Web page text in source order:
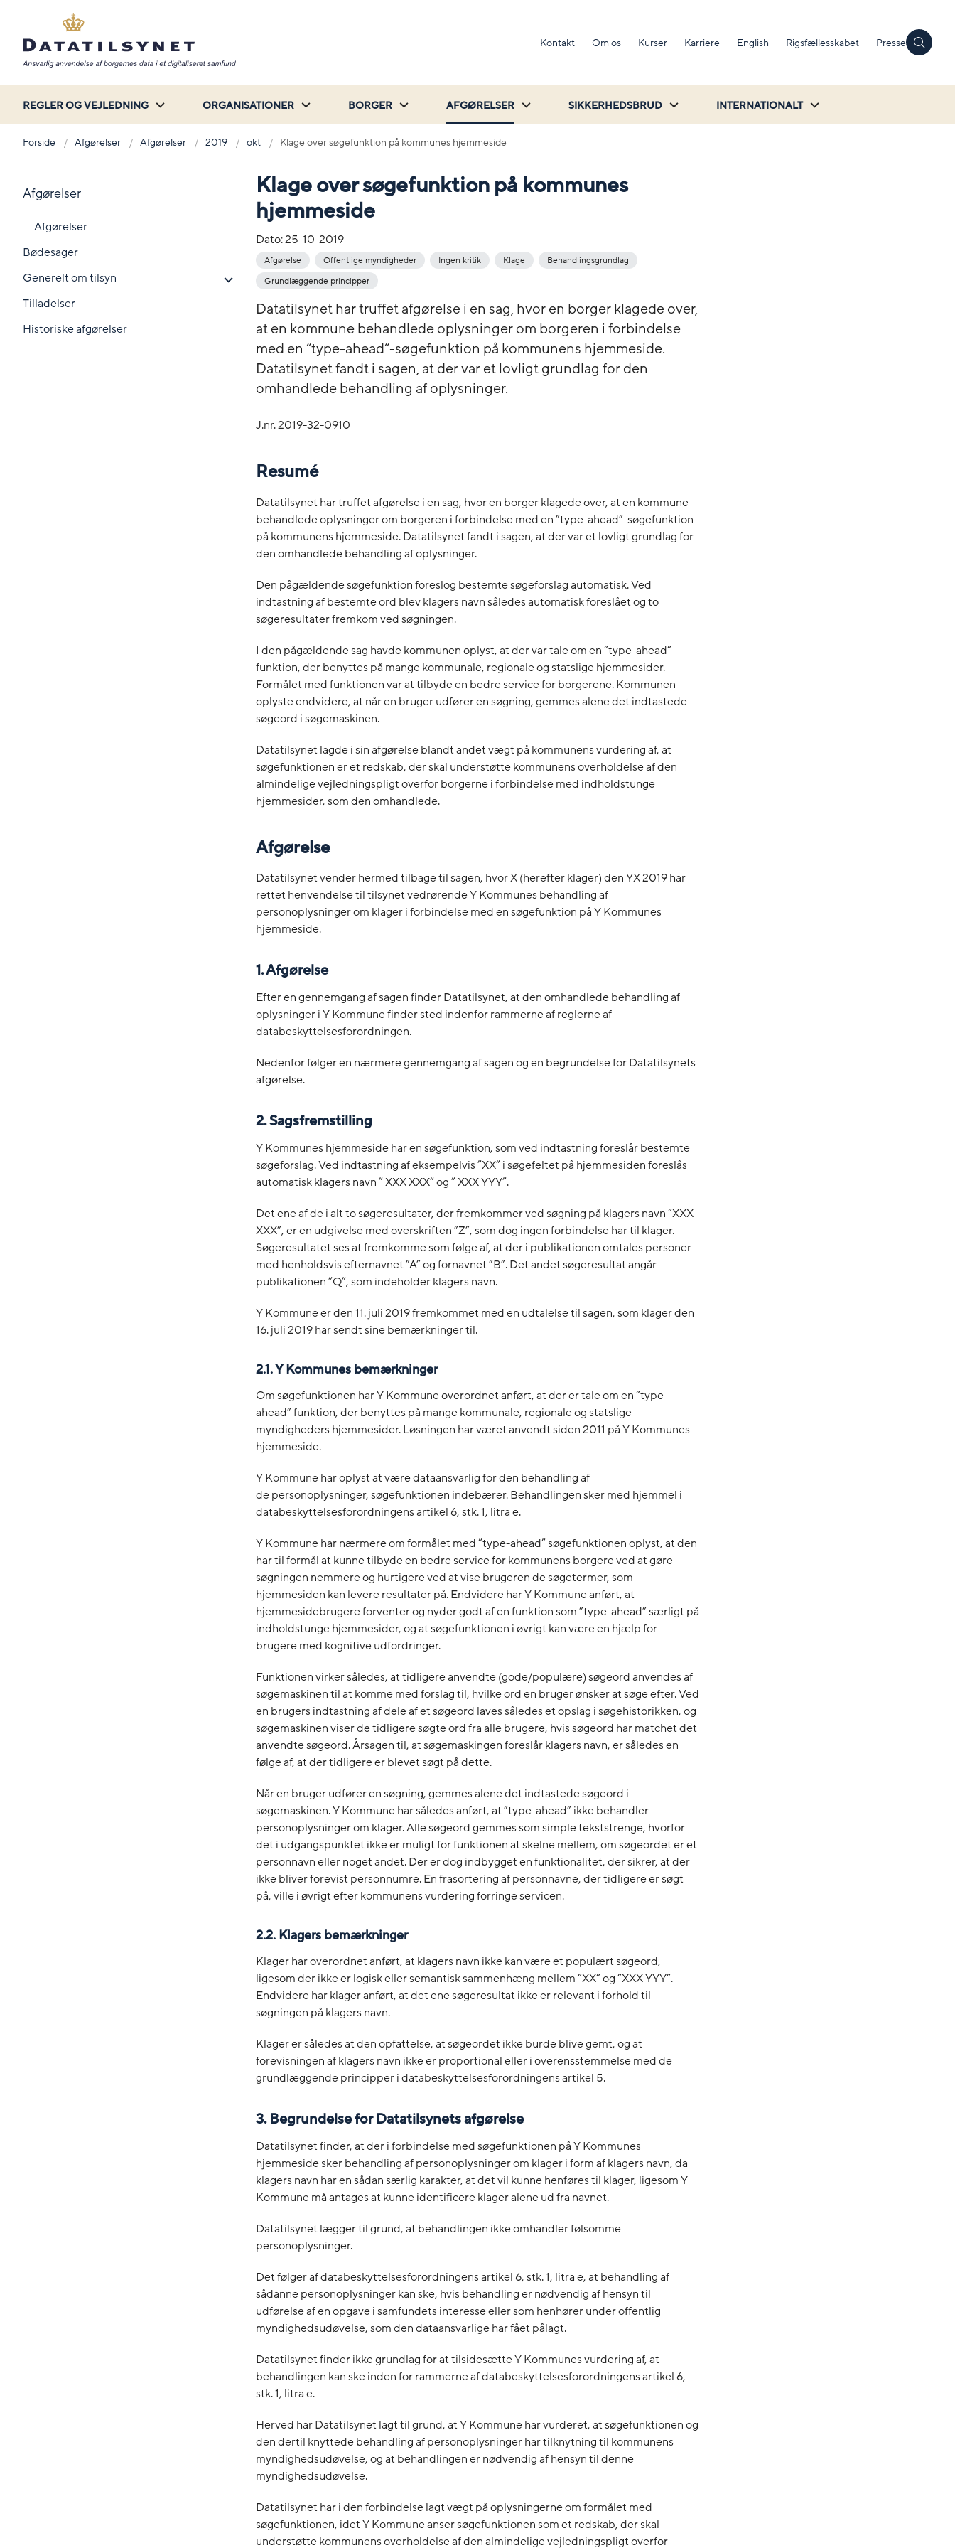
Kontakt Om os Kurser Karriere English Rigsfællesskabet Presse
REGLER OG VEJLEDNING ORGANISATIONER BORGER AFGØRELSER SIKKERHEDSBRUD INTERNATIONALT
Forside Afgørelser Afgørelser 2019 okt Klage over søgefunktion på kommunes hjemmeside
Afgørelser
Afgørelser
Bødesager
Generelt om tilsyn
Tilladelser
Historiske afgørelser
Klage over søgefunktion på kommunes
hjemmeside
Dato:25-10-2019
Afgørelse Offentlige myndigheder Ingen kritik Klage
Behandlingsgrundlag
Grundlæggende principper
Datatilsynet har truffet afgørelse i en sag, hvor en borger klagede over,
at en kommune behandlede oplysninger om borgeren i forbindelse
med en ”type-ahead”-søgefunktion på kommunens hjemmeside.
Datatilsynet fandt i sagen, at der var et lovligt grundlag for den
omhandlede behandling af oplysninger.
J.nr. 2019-32-0910
Resumé
Datatilsynet har truffet afgørelse i en sag, hvor en borger klagede over, at en kommune
behandlede oplysninger om borgeren i forbindelse med en ”type-ahead”-søgefunktion
på kommunens hjemmeside. Datatilsynet fandt i sagen, at der var et lovligt grundlag for
den omhandlede behandling af oplysninger.
Den pågældende søgefunktion foreslog bestemte søgeforslag automatisk. Ved
indtastning af bestemte ord blev klagers navn således automatisk foreslået og to
søgeresultater fremkom ved søgningen.
I den pågældende sag havde kommunen oplyst, at der var tale om en ”type-ahead”
funktion, der benyttes på mange kommunale, regionale og statslige hjemmesider.
Formålet med funktionen var at tilbyde en bedre service for borgerene. Kommunen
oplyste endvidere, at når en bruger udfører en søgning, gemmes alene det indtastede
søgeord i søgemaskinen.
Datatilsynet lagde i sin afgørelse blandt andet vægt på kommunens vurdering af, at
søgefunktionen er et redskab, der skal understøtte kommunens overholdelse af den
almindelige vejledningspligt overfor borgerne i forbindelse med indholdstunge
hjemmesider, som den omhandlede.
Afgørelse
Datatilsynet vender hermed tilbage til sagen, hvor X (herefter klager) den YX 2019 har
rettet henvendelse til tilsynet vedrørende Y Kommunes behandling af
personoplysninger om klager i forbindelse med en søgefunktion på Y Kommunes
hjemmeside.
1.Afgørelse
Efter en gennemgang af sagen finder Datatilsynet, at den omhandlede behandling af
oplysninger i Y Kommune finder sted indenfor rammerne af reglerne af
databeskyttelsesforordningen.
Nedenfor følger en nærmere gennemgang af sagen og en begrundelse for Datatilsynets
afgørelse.
2.Sagsfremstilling
Y Kommunes hjemmeside har en søgefunktion, som ved indtastning foreslår bestemte
søgeforslag. Ved indtastning af eksempelvis ”XX” i søgefeltet på hjemmesiden foreslås
automatisk klagers navn ” XXX XXX” og ” XXX YYY”.
Det ene af de i alt to søgeresultater, der fremkommer ved søgning på klagers navn ”XXX
XXX”, er en udgivelse med overskriften ”Z”, som dog ingen forbindelse har til klager.
Søgeresultatet ses at fremkomme som følge af, at der i publikationen omtales personer
med henholdsvis efternavnet ”A” og fornavnet ”B”. Det andet søgeresultat angår
publikationen ”Q”, som indeholder klagers navn.
Y Kommune er den 11. juli 2019 fremkommet med en udtalelse til sagen, som klager den
16. juli 2019 har sendt sine bemærkninger til.
2.1.Y Kommunes bemærkninger
Om søgefunktionen har Y Kommune overordnet anført, at der er tale om en ”type-
ahead” funktion, der benyttes på mange kommunale, regionale og statslige
myndigheders hjemmesider. Løsningen har været anvendt siden 2011 på Y Kommunes
hjemmeside.
Y Kommune har oplyst at være dataansvarlig for den behandling af
de personoplysninger, søgefunktionen indebærer. Behandlingen sker med hjemmel i
databeskyttelsesforordningens artikel 6, stk. 1, litra e.
Y Kommune har nærmere om formålet med ”type-ahead” søgefunktionen oplyst, at den
har til formål at kunne tilbyde en bedre service for kommunens borgere ved at gøre
søgningen nemmere og hurtigere ved at vise brugeren de søgetermer, som
hjemmesiden kan levere resultater på. Endvidere har Y Kommune anført, at
hjemmesidebrugere forventer og nyder godt af en funktion som ”type-ahead” særligt på
indholdstunge hjemmesider, og at søgefunktionen i øvrigt kan være en hjælp for
brugere med kognitive udfordringer.
Funktionen virker således, at tidligere anvendte (gode/populære) søgeord anvendes af
søgemaskinen til at komme med forslag til, hvilke ord en bruger ønsker at søge efter. Ved
en brugers indtastning af dele af et søgeord laves således et opslag i søgehistorikken, og
søgemaskinen viser de tidligere søgte ord fra alle brugere, hvis søgeord har matchet det
anvendte søgeord. Årsagen til, at søgemaskingen foreslår klagers navn, er således en
følge af, at der tidligere er blevet søgt på dette.
Når en bruger udfører en søgning, gemmes alene det indtastede søgeord i
søgemaskinen. Y Kommune har således anført, at ”type-ahead” ikke behandler
personoplysninger om klager. Alle søgeord gemmes som simple tekststrenge, hvorfor
det i udgangspunktet ikke er muligt for funktionen at skelne mellem, om søgeordet er et
personnavn eller noget andet. Der er dog indbygget en funktionalitet, der sikrer, at der
ikke bliver forevist personnumre. En frasortering af personnavne, der tidligere er søgt
på, ville i øvrigt efter kommunens vurdering forringe servicen.
2.2. Klagers bemærkninger
Klager har overordnet anført, at klagers navn ikke kan være et populært søgeord,
ligesom der ikke er logisk eller semantisk sammenhæng mellem ”XX” og ”XXX YYY”.
Endvidere har klager anført, at det ene søgeresultat ikke er relevant i forhold til
søgningen på klagers navn.
Klager er således at den opfattelse, at søgeordet ikke burde blive gemt, og at
forevisningen af klagers navn ikke er proportional eller i overensstemmelse med de
grundlæggende principper i databeskyttelsesforordningens artikel 5.
3.Begrundelse for Datatilsynets afgørelse
Datatilsynet finder, at der i forbindelse med søgefunktionen på Y Kommunes
hjemmeside sker behandling af personoplysninger om klager i form af klagers navn, da
klagers navn har en sådan særlig karakter, at det vil kunne henføres til klager, ligesom Y
Kommune må antages at kunne identificere klager alene ud fra navnet.
Datatilsynet lægger til grund, at behandlingen ikke omhandler følsomme
personoplysninger.
Det følger af databeskyttelsesforordningens artikel 6, stk. 1, litra e, at behandling af
sådanne personoplysninger kan ske, hvis behandling er nødvendig af hensyn til
udførelse af en opgave i samfundets interesse eller som henhører under offentlig
myndighedsudøvelse, som den dataansvarlige har fået pålagt.
Datatilsynet finder ikke grundlag for at tilsidesætte Y Kommunes vurdering af, at
behandlingen kan ske inden for rammerne af databeskyttelsesforordningens artikel 6,
stk. 1, litra e.
Herved har Datatilsynet lagt til grund, at Y Kommune har vurderet, at søgefunktionen og
den dertil knyttede behandling af personoplysninger har tilknytning til kommunens
myndighedsudøvelse, og at behandlingen er nødvendig af hensyn til denne
myndighedsudøvelse.
Datatilsynet har i den forbindelse lagt vægt på oplysningerne om formålet med
søgefunktionen, idet Y Kommune anser søgefunktionen som et redskab, der skal
understøtte kommunens overholdelse af den almindelige vejledningspligt overfor